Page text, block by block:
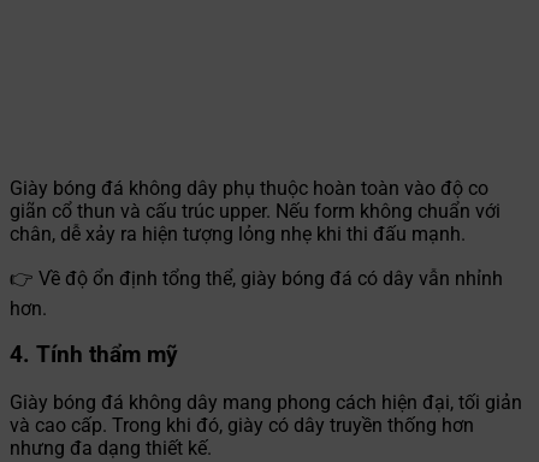
Giày bóng đá không dây phụ thuộc hoàn toàn vào độ co
giãn cổ thun và cấu trúc upper. Nếu form không chuẩn với
chân, dễ xảy ra hiện tượng lỏng nhẹ khi thi đấu mạnh.
👉 Về độ ổn định tổng thể, giày bóng đá có dây vẫn nhỉnh
hơn.
4. Tính thẩm mỹ
Giày bóng đá không dây mang phong cách hiện đại, tối giản
và cao cấp. Trong khi đó, giày có dây truyền thống hơn
nhưng đa dạng thiết kế.